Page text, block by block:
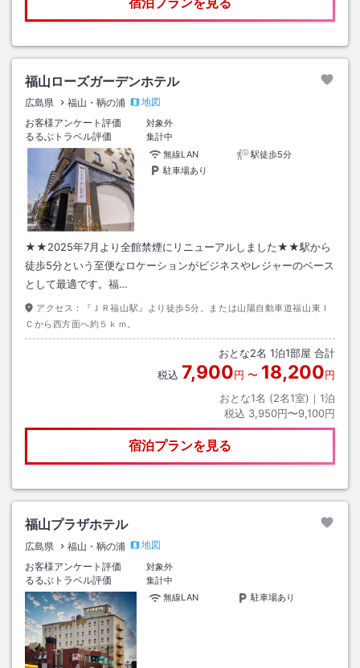
福山ローズガーデンホテル
広島県 福山・鞆の浦
地図
お客様アンケート評価
対象外
るるぶトラベル評価
集計中
無線LAN
駅徒歩5分
駐車場あり
★★2025年7月より全館禁煙にリニューアルしました★★駅から
徒歩5分という至便なロケーションがビジネスやレジャーのベース
として最適です。福…
アクセス：
『ＪＲ福山駅』より徒歩5分。または山陽自動車道福山東Ｉ
Ｃから西方面へ約５ｋｍ。
おとな2名 1泊1部屋 合計
税込 7,900円 〜 18,200円
おとな1名 (2名1室)｜ 1泊
税込 3,950円〜9,100円
宿泊プランを見る
福山プラザホテル
広島県 福山・鞆の浦
地図
お客様アンケート評価
対象外
るるぶトラベル評価
集計中
無線LAN
駐車場あり